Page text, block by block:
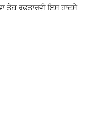
ਤੇਜ਼ ਰਫਤਾਰਵੀ ਇਸ ਹਾਦਸੇ